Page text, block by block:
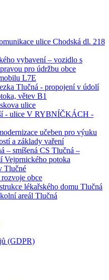
ulice Chodská dl. 218
vybavení – vozidlo s
pro údržbu obce
L7E
Tlučná - propojení v údolí
větev B1
ulice
- ulice V RYBNÍČKÁCH -
učeben pro výuku
a základy vaření
– smíšená CS Tlučná –
Vejprnického potoka
Tlučné
obce
lékařského domu Tlučná
areál Tlučná
(GDPR)